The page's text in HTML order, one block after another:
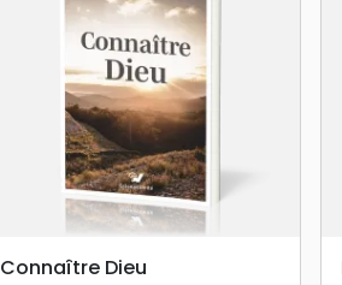
searchAPERÇU RAPIDE
Connaître Dieu